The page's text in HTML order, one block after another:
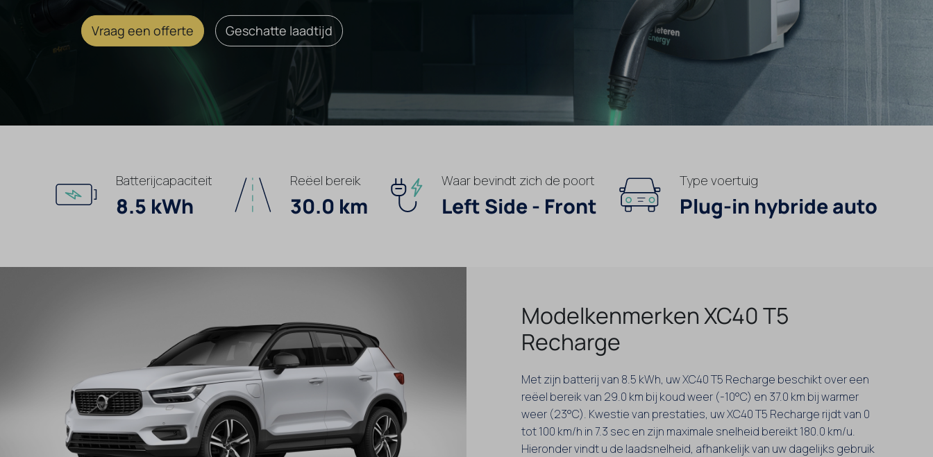
Vraag een offerte Geschatte laadtijd
Batterijcapaciteit
8.5 kWh
Reëel bereik
30.0 km
Waar bevindt zich de poort
Left Side - Front
Type voertuig
Plug-in hybride auto
Modelkenmerken XC40 T5
Recharge
Met zijn batterij van 8.5 kWh, uw XC40 T5 Recharge beschikt over een
reëel bereik van 29.0 km bij koud weer (-10°C) en 37.0 km bij warmer
weer (23°C). Kwestie van prestaties, uw XC40 T5 Recharge rijdt van 0
tot 100 km/h in 7.3 sec en zijn maximale snelheid bereikt 180.0 km/u.
Hieronder vindt u de laadsnelheid, afhankelijk van uw dagelijks gebruik